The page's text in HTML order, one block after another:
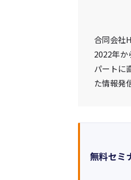
合同会社
2022年か
パートに
た情報発
無料セミ